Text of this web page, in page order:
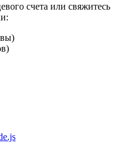
счета или свяжитесь